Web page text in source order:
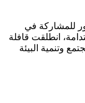
للمشاركة في
انطلقت قافلة
وتنمية البيئة